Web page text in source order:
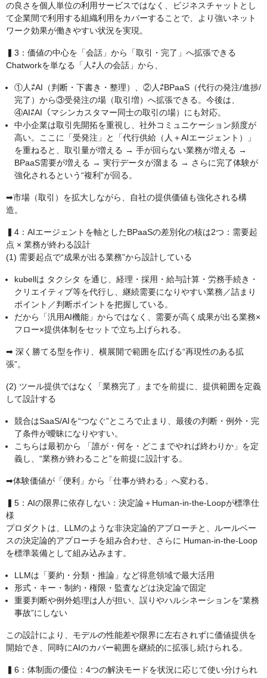
の良さを個人単位の利用サービスではなく、ビジネスチャットとし
て企業間で利用する組織利用をカバーすることで、より強いネット
ワーク効果が働きやすい状況を実現。
▍3：価値の中心を「会話」から「取引・完了」へ拡張できる
Chatworkを単なる「人⇄人の会話」から、
①人⇄AI（判断・下書き・整理）、②人⇄BPaaS（代行の発注/進捗/
完了）から③受発注の場（取引増）へ拡張できる。今後は、
④AI⇄AI（マシンカスタマー同士の取引の場）にも対応。
中小企業は取引先開拓を重視し、社外コミュニケーション頻度が
高い。ここに「受発注」と「代行供給（人＋AIエージェント）」
を重ねると、取引量が増える → 手が回らない業務が増える →
BPaaS需要が増える → 実行データが溜まる → さらに完了体験が
強化されるという“複利”が回る。
➡︎市場（取引）を拡大しながら、自社の提供価値も強化される構
造。
▍4：AIエージェントを軸としたBPaaSの差別化の核は2つ：需要起
点 × 業務が終わる設計
(1) 需要起点で“成果が出る業務”から設計している
kubellは タクシタ を通じ、経理・採用・給与計算・労務手続き・
クリエイティブ等を代行し、継続需要になりやすい業務／詰まり
ポイント／判断ポイントを把握している。
だから「汎用AI機能」からではなく、需要が高く成果が出る業務×
フロー×提供体制をセットで立ち上げられる。
➡︎ 深く勝てる型を作り、横展開で範囲を広げる“再現性のある拡
張”。
(2) ツール提供ではなく「業務完了」までを前提に、提供範囲を定義
して設計する
競合はSaaS/AIを“つなぐ”ところで止まり、最後の判断・例外・完
了条件が曖昧になりやすい。
こちらは最初から 「誰が・何を・どこまでやれば終わりか」を定
義し、“業務が終わること”を前提に設計する。
➡︎体験価値が「便利」から「仕事が終わる」へ変わる。
▍5：AIの限界に依存しない：決定論＋Human-in-the-Loopが標準仕
様
プロダクトは、LLMのような非決定論的アプローチと、ルールベー
スの決定論的アプローチを組み合わせ、さらに Human-in-the-Loop
を標準装備として組み込みます。
LLMは「要約・分類・推論」など得意領域で最大活用
形式・キー・制約・権限・監査などは決定論で固定
重要判断や例外処理は人が担い、誤りやハルシネーションを“業務
事故”にしない
この設計により、モデルの性能差や限界に左右されずに価値提供を
開始でき、同時にAIのカバー範囲を継続的に拡張し続けられる。
▍6：体制面の優位：4つの解決モードを状況に応じて使い分けられ